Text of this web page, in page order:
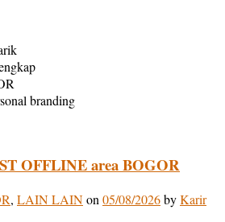
branding
OFFLINE area BOGOR
, LAIN LAINon 05/08/2026byKarir